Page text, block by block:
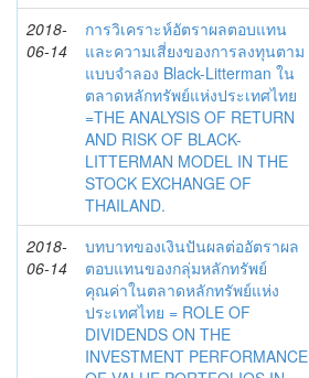
2018-
06-14
การวิเคราะห์อัตราผลตอบแทน
และความเสี่ยงของการลงทุนตาม
แบบจำลอง Black-Litterman ใน
ตลาดหลักทรัพย์แห่งประเทศไทย
=THE ANALYSIS OF RETURN
AND RISK OF BLACK-
LITTERMAN MODEL IN THE
STOCK EXCHANGE OF
THAILAND.
2018-
06-14
บทบาทของเงินปันผลต่ออัตราผล
ตอบแทนของกลุ่มหลักทรัพย์
คุณค่าในตลาดหลักทรัพย์แห่ง
ประเทศไทย = ROLE OF
DIVIDENDS ON THE
INVESTMENT PERFORMANCE